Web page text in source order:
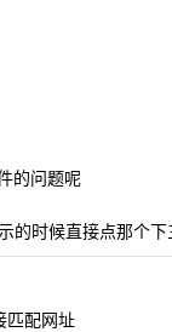
的问题呢
时候直接点那个下
匹配网址